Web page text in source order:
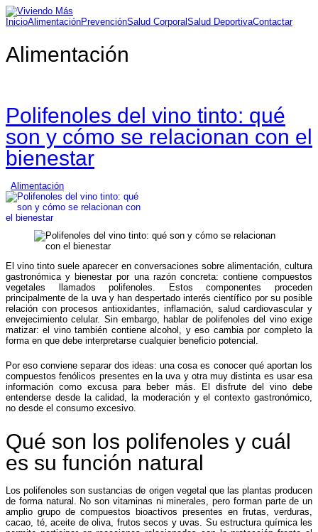
InicioAlimentaciónPrevenciónSalud CorporalSalud DeportivaContactar
Alimentación
Polifenoles del vino tinto: qué
son y cómo se relacionan con el
bienestar
Alimentación
El vino tinto suele aparecer en conversaciones sobre alimentación, cultura
gastronómica y bienestar por una razón concreta: contiene compuestos
vegetales llamados polifenoles. Estos componentes proceden
principalmente de la uva y han despertado interés científico por su posible
relación con procesos antioxidantes, inflamación, salud cardiovascular y
envejecimiento celular. Sin embargo, hablar de polifenoles del vino exige
matizar: el vino también contiene alcohol, y eso cambia por completo la
forma en que debe interpretarse cualquier beneficio potencial.
Por eso conviene separar dos ideas: una cosa es conocer qué aportan los
compuestos fenólicos presentes en la uva y otra muy distinta es usar esa
información como excusa para beber más. El disfrute del vino debe
entenderse desde la calidad, la moderación y el contexto gastronómico,
no desde el consumo excesivo.
Qué son los polifenoles y cuál
es su función natural
Los polifenoles son sustancias de origen vegetal que las plantas producen
de forma natural. No son vitaminas ni minerales, pero forman parte de un
amplio grupo de compuestos bioactivos presentes en frutas, verduras,
cacao, té, aceite de oliva, frutos secos y uvas. Su estructura química les